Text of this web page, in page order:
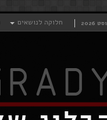
חלוקה לנושאים